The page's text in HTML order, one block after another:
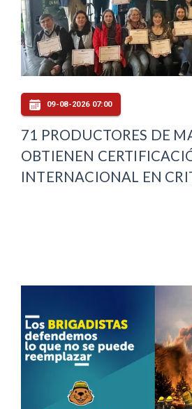
09-08-2026 07:00
71 PRODUCTORES DE
OBTIENEN
INTERNACIONAL EN